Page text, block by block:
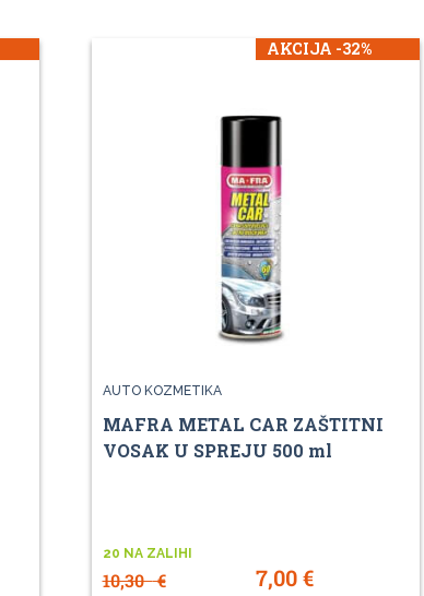
AKCIJA -32%
AUTO KOZMETIKA
MAFRA METAL CAR ZAŠTITNI
VOSAK U SPREJU 500 ml
20 NA ZALIHI
10,30€ 7,00€